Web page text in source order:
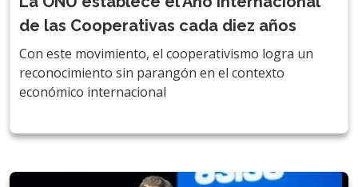
de las Cooperativas cada diez años
Con este movimiento, el cooperativismo logra un
reconocimiento sin parangón en el contexto
económico internacional